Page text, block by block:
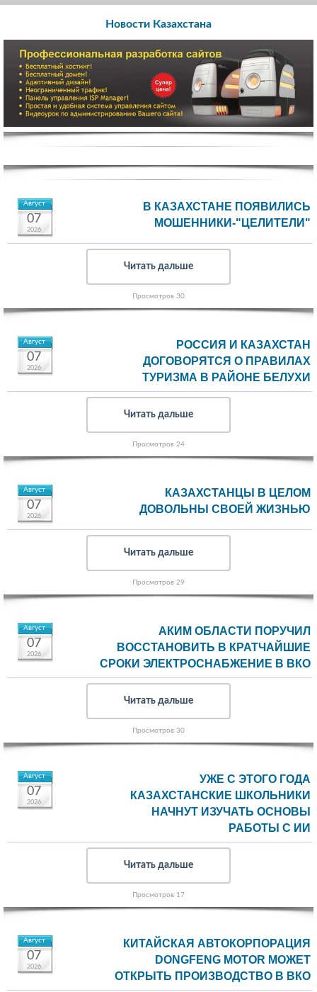
Новости Казахстана
Август
07
2026
В КАЗАХСТАНЕ ПОЯВИЛИСЬ
МОШЕННИКИ-"ЦЕЛИТЕЛИ"
Читать дальше
Просмотров 30
Август
07
2026
РОССИЯ И КАЗАХСТАН
ДОГОВОРЯТСЯ О ПРАВИЛАХ
ТУРИЗМА В РАЙОНЕ БЕЛУХИ
Читать дальше
Просмотров 24
Август
07
2026
КАЗАХСТАНЦЫ В ЦЕЛОМ
ДОВОЛЬНЫ СВОЕЙ ЖИЗНЬЮ
Читать дальше
Просмотров 29
Август
07
2026
АКИМ ОБЛАСТИ ПОРУЧИЛ
ВОССТАНОВИТЬ В КРАТЧАЙШИЕ
СРОКИ ЭЛЕКТРОСНАБЖЕНИЕ В ВКО
Читать дальше
Просмотров 30
Август
07
2026
УЖЕ С ЭТОГО ГОДА
КАЗАХСТАНСКИЕ ШКОЛЬНИКИ
НАЧНУТ ИЗУЧАТЬ ОСНОВЫ
РАБОТЫ С ИИ
Читать дальше
Просмотров 17
Август
07
2026
КИТАЙСКАЯ АВТОКОРПОРАЦИЯ
DONGFENG MOTOR МОЖЕТ
ОТКРЫТЬ ПРОИЗВОДСТВО В ВКО